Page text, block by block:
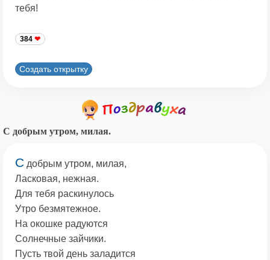
тебя!
384
Создать открытку
С добрым утром, милая.
С добрым утром, милая,
Ласковая, нежная.
Для тебя раскинулось
Утро безмятежное.
На окошке радуются
Солнечные зайчики.
Пусть твой день заладится